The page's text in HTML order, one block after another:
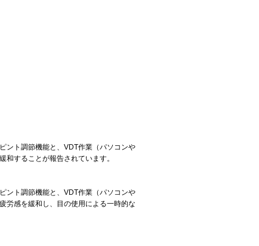
ント調節機能と、VDT作業（パソコンや
することが報告されています。
ント調節機能と、VDT作業（パソコンや
労感を緩和し、目の使用による一時的な